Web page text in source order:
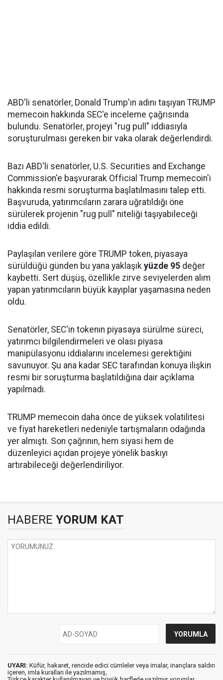
ABD'li senatörler, Donald Trump'ın adını taşıyan TRUMP
memecoin hakkında SEC'e inceleme çağrısında
bulundu. Senatörler, projeyi "rug pull" iddiasıyla
soruşturulması gereken bir vaka olarak değerlendirdi.
Bazı ABD'li senatörler, U.S. Securities and Exchange
Commission'e başvurarak Official Trump memecoin'i
hakkında resmi soruşturma başlatılmasını talep etti.
Başvuruda, yatırımcıların zarara uğratıldığı öne
sürülerek projenin "rug pull" niteliği taşıyabileceği
iddia edildi.
Paylaşılan verilere göre TRUMP token, piyasaya
sürüldüğü günden bu yana yaklaşık yüzde 95 değer
kaybetti. Sert düşüş, özellikle zirve seviyelerden alım
yapan yatırımcıların büyük kayıplar yaşamasına neden
oldu.
Senatörler, SEC'in tokenın piyasaya sürülme süreci,
yatırımcı bilgilendirmeleri ve olası piyasa
manipülasyonu iddialarını incelemesi gerektiğini
savunuyor. Şu ana kadar SEC tarafından konuya ilişkin
resmi bir soruşturma başlatıldığına dair açıklama
yapılmadı.
TRUMP memecoin daha önce de yüksek volatilitesi
ve fiyat hareketleri nedeniyle tartışmaların odağında
yer almıştı. Son çağrının, hem siyasi hem de
düzenleyici açıdan projeye yönelik baskıyı
artırabileceği değerlendiriliyor.
HABERE YORUM KAT
UYARI: Küfür, hakaret, rencide edici cümleler veya imalar, inançlara saldırı
içeren, imla kuralları ile yazılmamış,